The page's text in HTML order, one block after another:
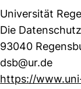
Universität
Die
93040
dsb@ur.de
https://